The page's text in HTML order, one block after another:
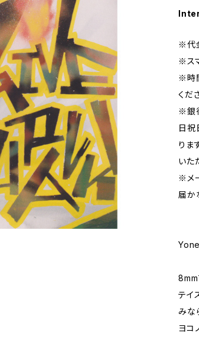
※代
※ス
※時
くだ
※銀
日祝
りま
いた
※メ
届か
8mm
テイ
みな
ヨコ